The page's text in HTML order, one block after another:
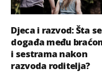
Djeca i razvod: Šta se
događa među
i sestrama nakon
razvoda roditelja?